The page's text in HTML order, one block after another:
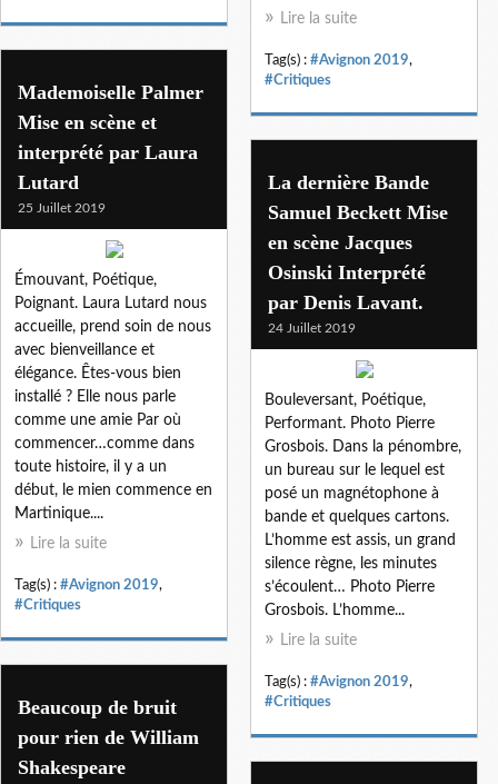
Lire la suite
Tag(s) : #Avignon 2019,
#Critiques
Mademoiselle Palmer
Mise en scène et
interprété par Laura
Lutard
25 Juillet 2019
Émouvant, Poétique,
Poignant. Laura Lutard nous
accueille, prend soin de nous
avec bienveillance et
élégance. Êtes-vous bien
installé ? Elle nous parle
comme une amie Par où
commencer…comme dans
toute histoire, il y a un
début, le mien commence en
Martinique....
Lire la suite
Tag(s) : #Avignon 2019,
#Critiques
La dernière Bande
Samuel Beckett Mise
en scène Jacques
Osinski Interprété
par Denis Lavant.
24 Juillet 2019
Bouleversant, Poétique,
Performant. Photo Pierre
Grosbois. Dans la pénombre,
un bureau sur le lequel est
posé un magnétophone à
bande et quelques cartons.
L’homme est assis, un grand
silence règne, les minutes
s’écoulent… Photo Pierre
Grosbois. L’homme...
Lire la suite
Tag(s) : #Avignon 2019,
#Critiques
Beaucoup de bruit
pour rien de William
Shakespeare